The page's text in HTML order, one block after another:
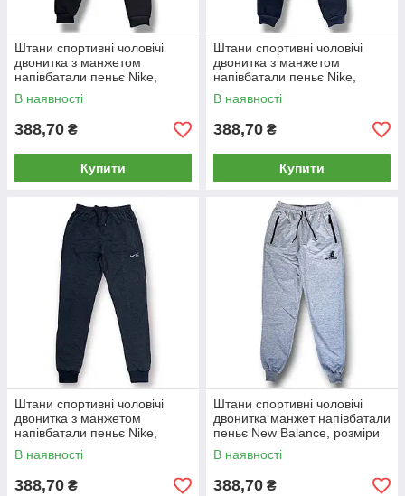
Штани спортивні чоловічі
двонитка з манжетом
напівбатали пеньє Nike,
розміри 50-58, чорні, 4110
В наявності
388,70 ₴
Купити
Штани спортивні чоловічі
двонитка з манжетом
напівбатали пеньє Nike,
розміри 50-58, темно-сині,
4111
В наявності
388,70 ₴
Купити
Штани спортивні чоловічі
двонитка з манжетом
напівбатали пеньє Nike,
розміри 50-58, темно-сірі,
4112
В наявності
388,70 ₴
Штани спортивні чоловічі
двонитка манжет напівбатали
пеньє New Balance, розміри
50-58, св.сірі, 4142
В наявності
388,70 ₴